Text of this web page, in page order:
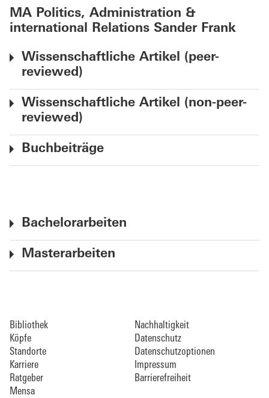
MA Politics, Administration &
international Relations Sander Frank
Wissenschaftliche Artikel (peer-
reviewed)
Wissenschaftliche Artikel (non-peer-
reviewed)
Buchbeiträge
Bachelorarbeiten
Masterarbeiten
Bibliothek
Köpfe
Standorte
Karriere
Ratgeber
Mensa
Nachhaltigkeit
Datenschutz
Datenschutzoptionen
Impressum
Barrierefreiheit